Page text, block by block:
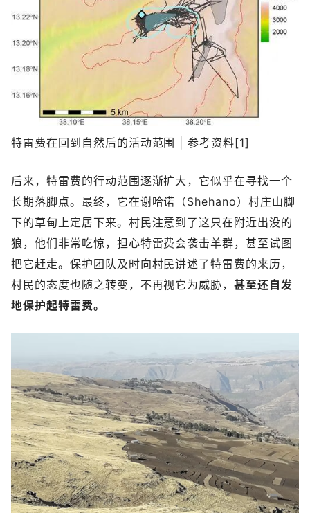
特雷费在回到自然后的活动范围 | 参考资料[1]
后来，特雷费的行动范围逐渐扩大，它似乎在寻找一个
长期落脚点。最终，它在谢哈诺（Shehano）村庄山脚
下的草甸上定居下来。村民注意到了这只在附近出没的
狼，他们非常吃惊，担心特雷费会袭击羊群，甚至试图
把它赶走。保护团队及时向村民讲述了特雷费的来历，
村民的态度也随之转变，不再视它为威胁，甚至还自发
地保护起特雷费。